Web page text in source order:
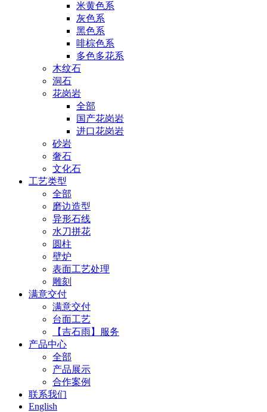
米黄色系
灰色系
黑色系
啡棕色系
多色多花系
木纹石
洞石
花岗岩
全部
国产花岗岩
进口花岗岩
砂岩
奢石
文化石
工艺类型
全部
磨边造型
异形石线
水刀拼花
圆柱
壁炉
表面工艺处理
雕刻
满意交付
满意交付
台面工艺
【吉石雨】服务
产品中心
全部
产品展示
合作案例
联系我们
English